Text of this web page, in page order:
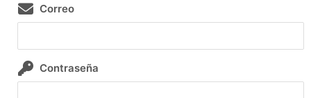
Correo
Contraseña